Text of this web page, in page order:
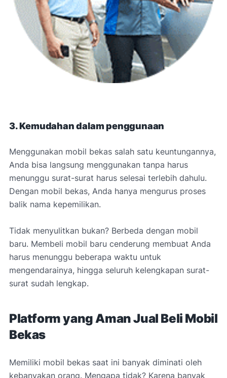
3. Kemudahan dalam penggunaan
Menggunakan mobil bekas salah satu keuntungannya,
Anda bisa langsung menggunakan tanpa harus
menunggu surat-surat harus selesai terlebih dahulu.
Dengan mobil bekas, Anda hanya mengurus proses
balik nama kepemilikan.
Tidak menyulitkan bukan? Berbeda dengan mobil
baru. Membeli mobil baru cenderung membuat Anda
harus menunggu beberapa waktu untuk
mengendarainya, hingga seluruh kelengkapan surat-
surat sudah lengkap.
Platform yang Aman Jual Beli Mobil
Bekas
Memiliki mobil bekas saat ini banyak diminati oleh
kebanyakan orang. Mengapa tidak? Karena banyak